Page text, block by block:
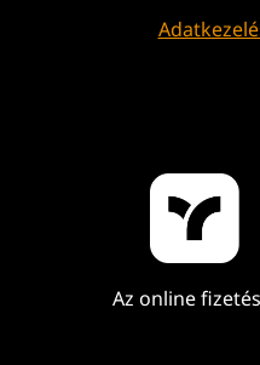
Az online